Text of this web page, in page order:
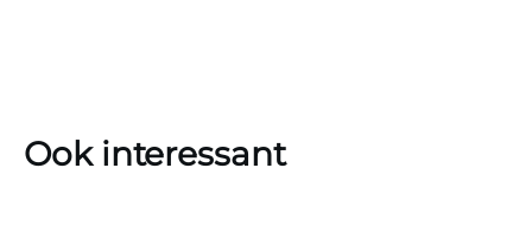
Ook interessant